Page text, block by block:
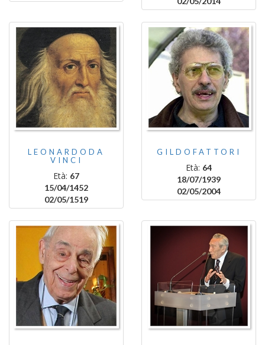
LEONARDODA
VINCI
Età: 67
15/04/1452
02/05/1519
GILDOFATTORI
Età: 64
18/07/1939
02/05/2004